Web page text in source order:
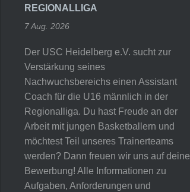
REGIONALLIGA
7 Aug. 2026
Der USC Heidelberg e.V. sucht zur
Verstärkung seines
Nachwuchsbereichs einen Assistant
Coach für die U16 männlich in der
Regionalliga. Du hast Freude an der
Arbeit mit jungen Basketballern und
möchtest Teil unseres Trainerteams
werden? Dann freuen wir uns auf deine
Bewerbung! Alle Informationen zu
Aufgaben, Anforderungen und